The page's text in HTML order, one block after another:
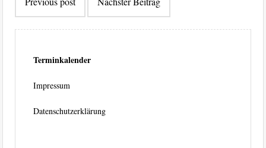
Terminkalender
Impressum
Datenschutzerklärung